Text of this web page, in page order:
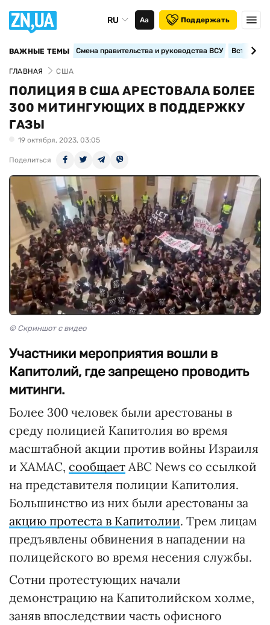
RU Аа Поддержать
ВАЖНЫЕ ТЕМЫ Смена правительства и руководства ВСУ
ГЛАВНАЯ США
ПОЛИЦИЯ В США АРЕСТОВАЛА БОЛЕЕ
300 МИТИНГУЮЩИХ В ПОДДЕРЖКУ
ГАЗЫ
19 октября, 2023, 03:05
Поделиться
© Скриншот с видео
Участники мероприятия вошли в
Капитолий, где запрещено проводить
митинги.
Более 300 человек были арестованы в
среду полицией Капитолия во время
масштабной акции против войны Израиля
и ХАМАС, сообщает ABC News со ссылкой
на представителя полиции Капитолия.
Большинство из них были арестованы за
акцию протеста в Капитолии. Трем лицам
предъявлены обвинения в нападении на
полицейского во время несения службы.
Сотни протестующих начали
демонстрацию на Капитолийском холме,
заняв впоследствии часть офисного